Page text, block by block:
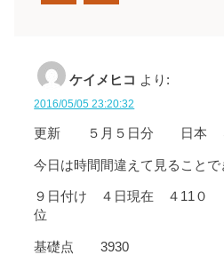
ケイメヒコ より:
2016/05/05 23:20:32
更新 ５月５日分 日本 ５
今日は時間間違えて見ることで
９日付け ４日現在 ４11
位
基礎点 3930